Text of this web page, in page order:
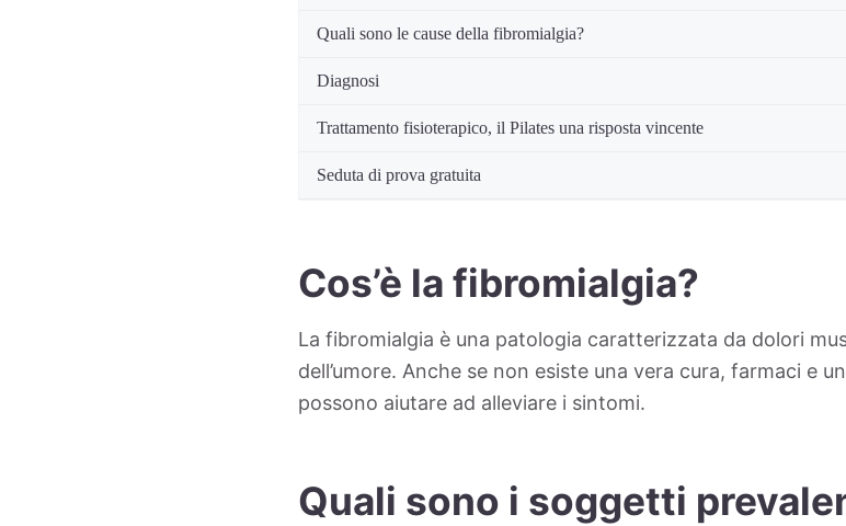
Quali sono le cause della fibromialgia?
Diagnosi
Trattamento fisioterapico, il Pilates una risposta vincente
Seduta di prova gratuita
Cos’è la fibromialgia?
La fibromialgia è una patologia caratterizzata da dolori
dell’umore. Anche se non esiste una vera cura, farmaci e
possono aiutare ad alleviare i sintomi.
Quali sono i soggetti